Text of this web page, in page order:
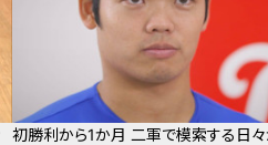
初勝利から1か月 二軍で模索する日々